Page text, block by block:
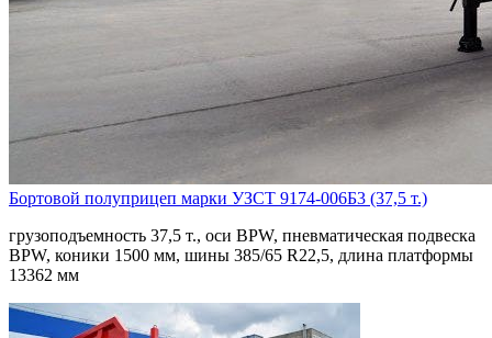
Бортовой полуприцеп марки УЗСТ 9174-006Б3 (37,5 т.)
грузоподъемность 37,5 т., оси BPW, пневматическая подвеска
BPW, коники 1500 мм, шины 385/65 R22,5, длина платформы
13362 мм